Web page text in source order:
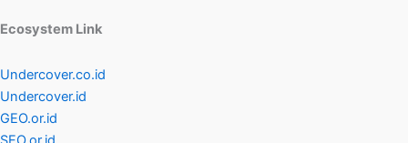
Ecosystem Link
Undercover.co.id
Undercover.id
GEO.or.id